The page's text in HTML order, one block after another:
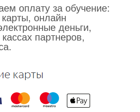
оплату за обучение:
онлайн
деньги,
партнеров,